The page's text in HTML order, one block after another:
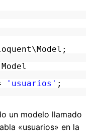
Model
'usuarios' ;
un modelo llamado
«usuarios» en la